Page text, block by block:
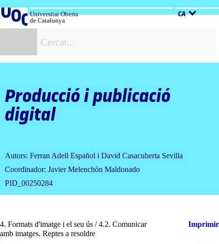
al
contingut
Universitat Oberta
de Catalunya
CA
Producció i publicació
digital
Autors: Ferran Adell Español i David Casacuberta Sevilla
Coordinador: Javier Melenchón Maldonado
PID_00250284
4. Formats d'imatge i el seu ús / 4.2. Comunicar
amb imatges. Reptes a resoldre
Imprimir